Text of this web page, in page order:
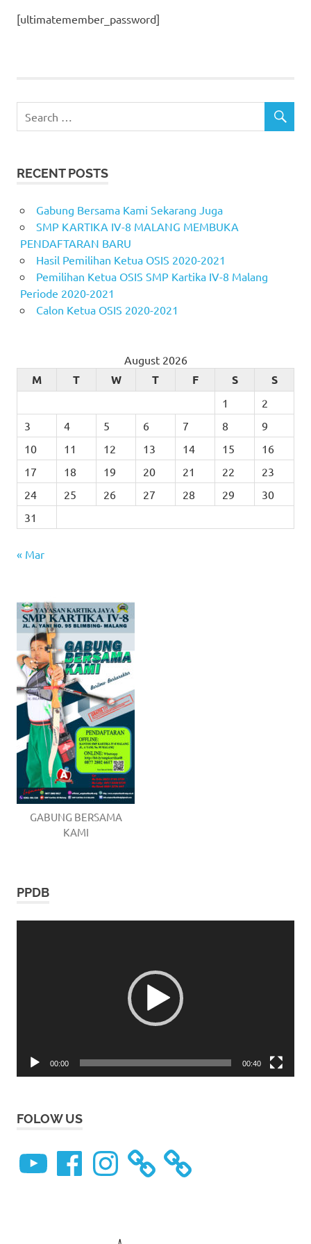
[ultimatemember_password]
RECENT POSTS
Gabung Bersama Kami Sekarang Juga
SMP KARTIKA IV-8 MALANG MEMBUKA
PENDAFTARAN BARU
Hasil Pemilihan Ketua OSIS 2020-2021
Pemilihan Ketua OSIS SMP Kartika IV-8 Malang
Periode 2020-2021
Calon Ketua OSIS 2020-2021
August 2026
M T W T F S S
1
2
3
4 5 6 7 8
9
10
11 12 13 14 15
16
17
18 19 20 21 22
23
24
25 26 27 28 29
30
31
« Mar
GABUNG BERSAMA
KAMI
PPDB
00:00 00:40
FOLOW US
YouTubeFacebookInstagram